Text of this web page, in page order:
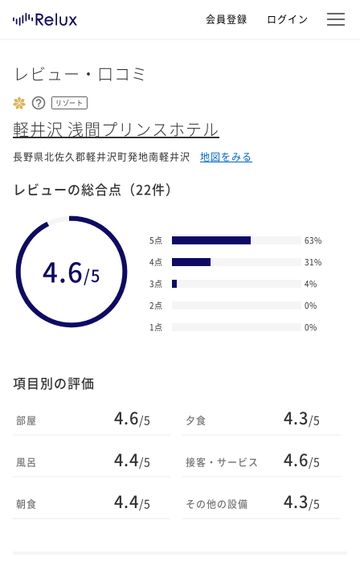
会員登録 ログイン
レビュー・口コミ
リゾート
軽井沢 浅間プリンスホテル
長野県北佐久郡軽井沢町発地南軽井沢 地図をみる
レビューの総合点 （22件）
4.6/5
5点 63%
4点
31%
3点
4%
2点
0%
1点
0%
項目別の評価
部屋 4.6/5
風呂 4.4/5
朝食 4.4/5
夕食 4.3/5
接客・サービス 4.6/5
その他の設備 4.3/5